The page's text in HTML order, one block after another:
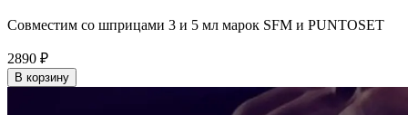
Совместим со шприцами 3 и 5 мл марок SFM и PUNTOSET
2890 ₽
В корзину